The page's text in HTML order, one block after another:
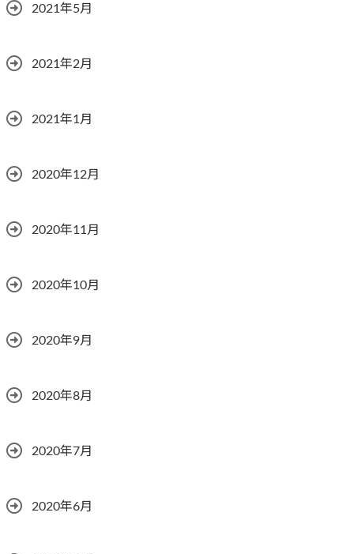
2021年5月
2021年2月
2021年1月
2020年12月
2020年11月
2020年10月
2020年9月
2020年8月
2020年7月
2020年6月